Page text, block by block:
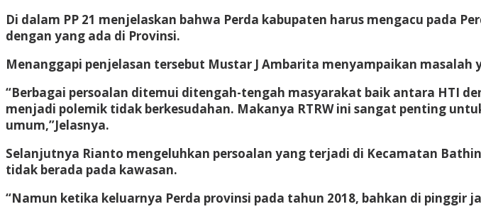
Di dalam PP 21 menjelaskan bahwa Perda kabupaten harus mengacu pada
dengan yang ada di Provinsi.
Menanggapi penjelasan tersebut Mustar J Ambarita menyampaikan
“Berbagai persoalan ditemui ditengah-tengah masyarakat baik antara HTI
menjadi polemik tidak berkesudahan. Makanya RTRW ini sangat penting
umum,”Jelasnya.
Selanjutnya Rianto mengeluhkan persoalan yang terjadi di Kecamatan
tidak berada pada kawasan.
“Namun ketika keluarnya Perda provinsi pada tahun 2018, bahkan di pinggir